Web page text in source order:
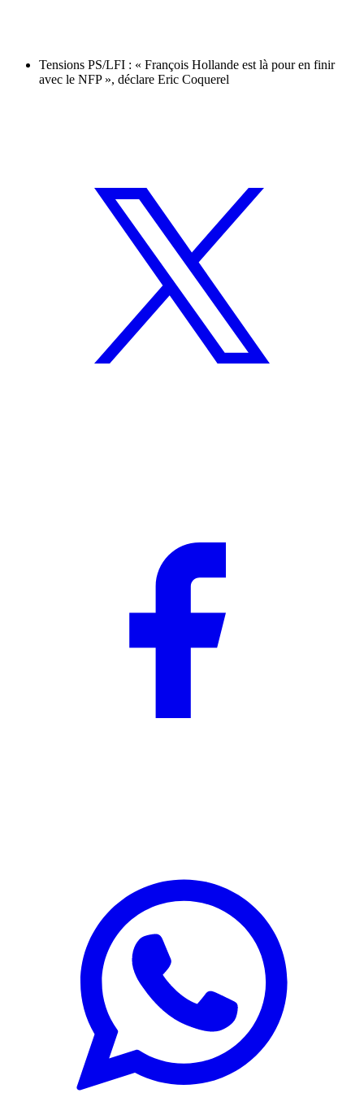
Tensions PS/LFI : « François Hollande est là pour en finir
avec le NFP », déclare Eric Coquerel